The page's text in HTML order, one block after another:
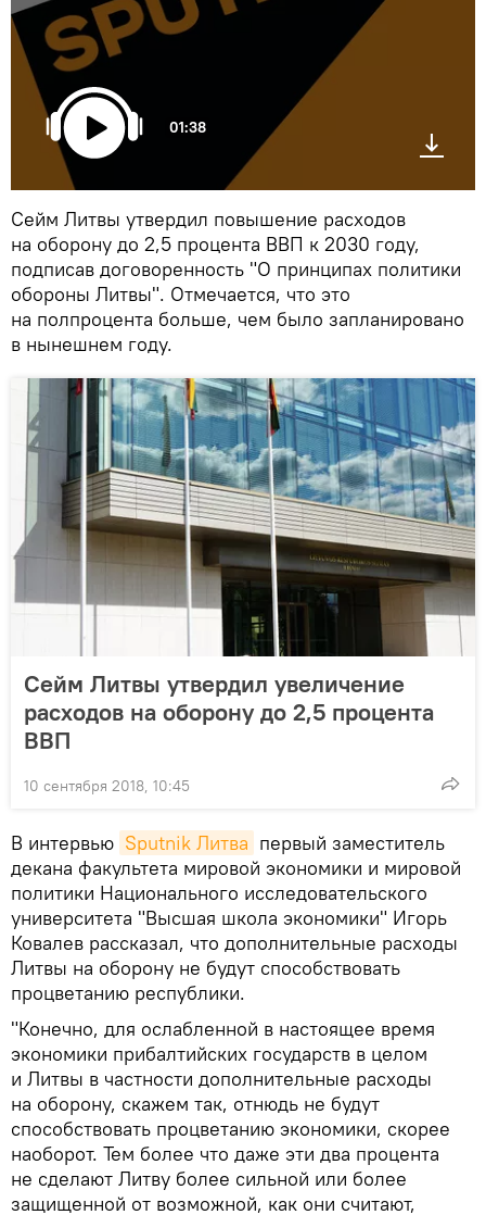
01:38
Сейм Литвы утвердил повышение расходов
на оборону до 2,5 процента ВВП к 2030 году,
подписав договоренность "О принципах политики
обороны Литвы". Отмечается, что это
на полпроцента больше, чем было запланировано
в нынешнем году.
Сейм Литвы утвердил увеличение
расходов на оборону до 2,5 процента
ВВП
10 сентября 2018, 10:45
В интервью Sputnik Литва первый заместитель
декана факультета мировой экономики и мировой
политики Национального исследовательского
университета "Высшая школа экономики" Игорь
Ковалев рассказал, что дополнительные расходы
Литвы на оборону не будут способствовать
процветанию республики.
"Конечно, для ослабленной в настоящее время
экономики прибалтийских государств в целом
и Литвы в частности дополнительные расходы
на оборону, скажем так, отнюдь не будут
способствовать процветанию экономики, скорее
наоборот. Тем более что даже эти два процента
не сделают Литву более сильной или более
защищенной от возможной, как они считают,